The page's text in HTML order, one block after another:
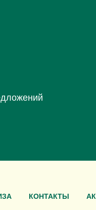
КОНТАКТЫ